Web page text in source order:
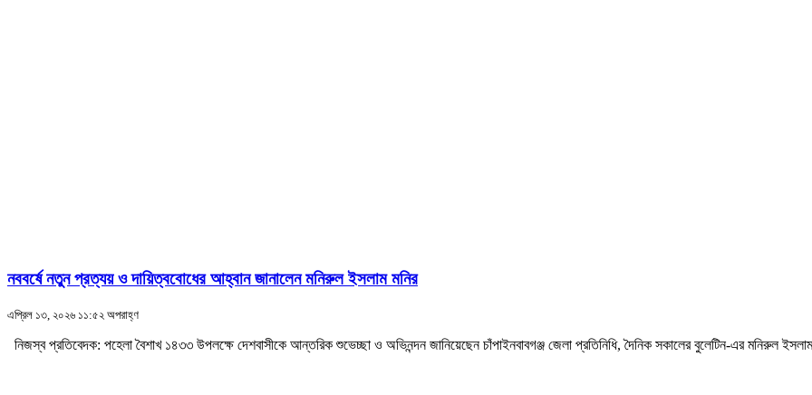
নববর্ষে নতুন প্রত্যয় ও দায়িত্ববোধের আহ্বান জানালেন মনিরুল ইসলাম মনির
এপ্রিল ১৩, ২০২৬ ১১:৫২ অপরাহ্ণ
নিজস্ব প্রতিবেদক: পহেলা বৈশাখ ১৪৩৩ উপলক্ষে দেশবাসীকে আন্তরিক শুভেচ্ছা ও অভিনন্দন জানিয়েছেন চাঁপাইনবাবগঞ্জ জেলা প্রতিনিধি, দৈনিক সকালের বুলেটিন-এর মনিরুল